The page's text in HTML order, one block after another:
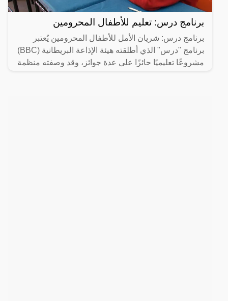
برنامج درس: تعليم للأطفال المحرومين
برنامج درس: شريان الأمل للأطفال المحرومين يُعتبر
برنامج "درس" الذي أطلقته هيئة الإذاعة البريطانية (BBC)
مشروعًا تعليميًا حائزًا على عدة جوائز، وقد وصفته منظمة